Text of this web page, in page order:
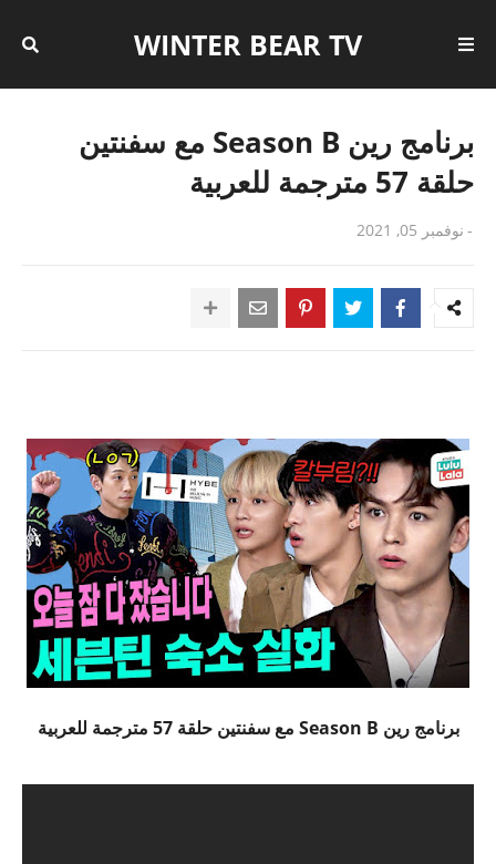
WINTER BEAR TV
برنامج رين Season B مع سفنتين
حلقة 57 مترجمة للعربية
- نوفمبر 05, 2021
برنامج رين Season B مع سفنتين حلقة 57 مترجمة للعربية